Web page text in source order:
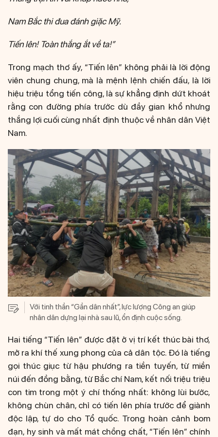
Nam Bắc thi đua đánh giặc Mỹ.
Tiến lên! Toàn thắng ắt về ta!”
Trong mạch thơ ấy, “Tiến lên” không phải là lời động
viên chung chung, mà là mệnh lệnh chiến đấu, là lời
hiệu triệu tổng tiến công, là sự khẳng định dứt khoát
rằng con đường phía trước dù đầy gian khổ nhưng
thắng lợi cuối cùng nhất định thuộc về nhân dân Việt
Nam.
Với tinh thần “Gần dân nhất”, lực lượng Công an giúp
nhân dân dựng lại nhà sau lũ, ổn định cuộc sống.
Hai tiếng “Tiến lên” được đặt ở vị trí kết thúc bài thơ,
mở ra khí thế xung phong của cả dân tộc. Đó là tiếng
gọi thúc giục từ hậu phương ra tiền tuyến, từ miền
núi đến đồng bằng, từ Bắc chí Nam, kết nối triệu triệu
con tim trong một ý chí thống nhất: không lùi bước,
không chùn chân, chỉ có tiến lên phía trước để giành
độc lập, tự do cho Tổ quốc. Trong hoàn cảnh bom
đạn, hy sinh và mất mát chồng chất, “Tiến lên” chính